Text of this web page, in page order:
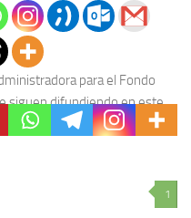
para el Fondo
siguen difundiendo en este
1